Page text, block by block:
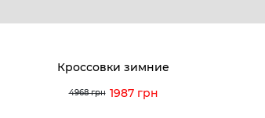
Кроссовки зимние
4968 грн 1987 грн